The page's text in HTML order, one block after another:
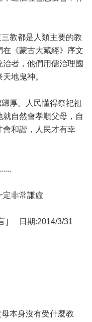
教都是人類主要的教
《蒙古大藏經》序文
者，他們用儒治理國
地鬼神。
厚。人民懂得祭祀祖
自然會孝順父母，自
會和諧，人民才有幸
定非常謙虛
］ 日期:2014/3/31
本身沒有受什麼教